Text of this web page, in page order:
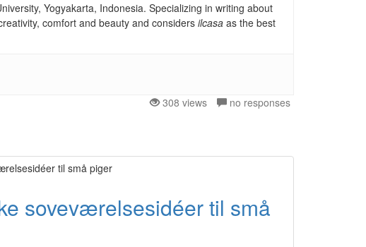
Yogyakarta, Indonesia. Specializing in writing about
comfort and beauty and considers ilcasa as the best
308 views no responses
soveværelsesidéer til små